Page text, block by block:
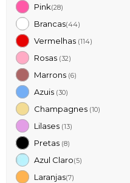
Pink(28)
Brancas(44)
Vermelhas (114)
Rosas (32)
Marrons (6)
Azuis (30)
Champagnes (10)
Lilases (13)
Pretas (8)
Azul Claro(5)
Laranjas(7)